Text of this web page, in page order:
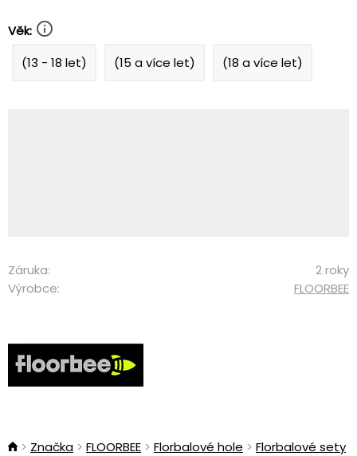
Věk:
(13 - 18 let)
(15 a více let) (18 a více let)
Záruka:
2 roky
Výrobce:
FLOORBEE
Značka FLOORBEE Florbalové hole Florbalové sety